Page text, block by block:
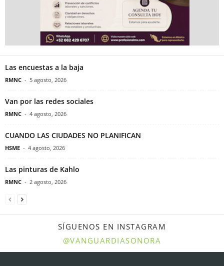
Las encuestas a la baja
RMNC - 5 agosto, 2026
Van por las redes sociales
RMNC - 4 agosto, 2026
CUANDO LAS CIUDADES NO PLANIFICAN
HSME - 4 agosto, 2026
Las pinturas de Kahlo
RMNC - 2 agosto, 2026
SÍGUENOS EN INSTAGRAM
@VANGUARDIASONORA